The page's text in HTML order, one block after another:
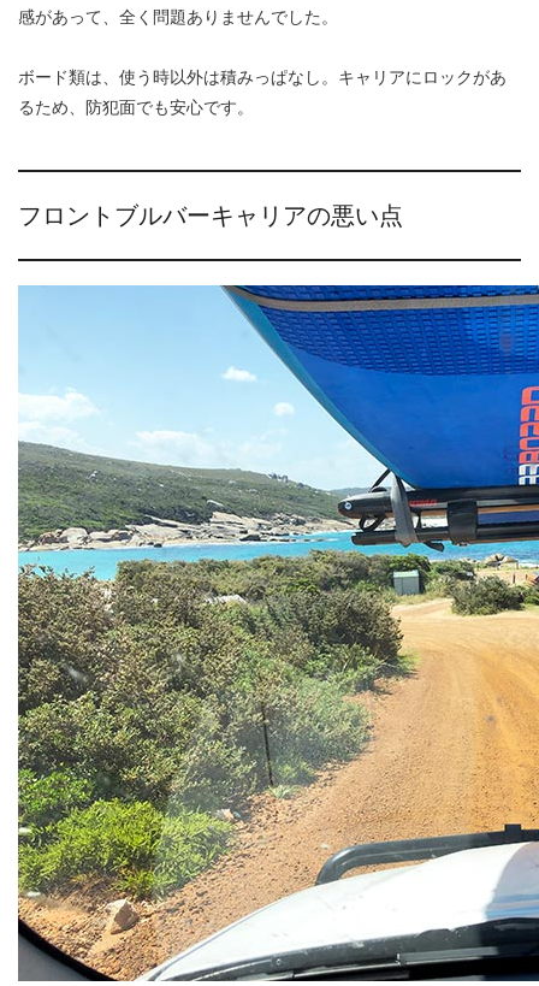
感があって、全く問題ありませんでした。
ボード類は、使う時以外は積みっぱなし。キャリアにロックがあ
るため、防犯面でも安心です。
フロントブルバーキャリアの悪い点